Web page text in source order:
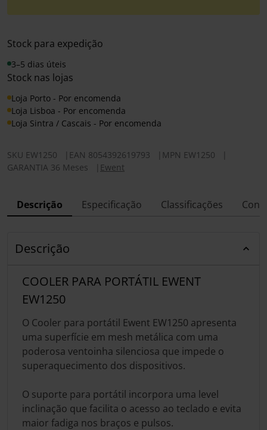
Stock para expedição
3–5 dias úteis
Stock nas lojas
Loja Porto - Por encomenda
Loja Lisboa - Por encomenda
Loja Sintra / Cascais - Por encomenda
SKU EW1250 EAN 8054392619793 MPN EW1250
GARANTIA 36 Meses
Ewent
Descrição Especificação Classificações
Descrição
COOLER PARA PORTÁTIL EWENT
EW1250
O Cooler para portátil Ewent EW1250 apresenta
uma superfície em mesh metálica com uma
poderosa ventoinha silenciosa que impede o
superaquecimento dos dispositivos.
O suporte para portátil incorpora uma level
inclinação que facilita o acesso ao teclado e evita
maior fadiga nos braços e pulsos.